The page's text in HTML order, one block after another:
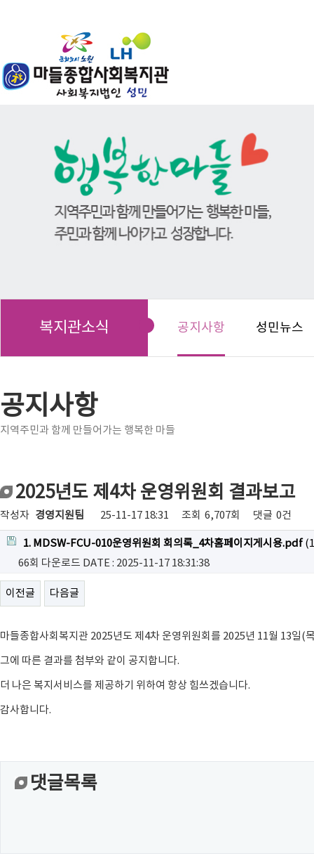
복지관소식 공지사항 성민뉴스
공지사항
지역주민과 함께 만들어가는 행복한 마들
2025년도 제4차 운영위원회 결과보고
작성자 경영지원팀 25-11-17 18:31 조회 6,707회 댓글 0건
1. MDSW-FCU-010운영위원회 회의록_4차홈페이지게시용.pdf
66회 다운로드 DATE : 2025-11-17 18:31:38
이전글 다음글
마들종합사회복지관 2025년도 제4차 운영위원회를 2025년 11월 13일(
그에 따른 결과를 첨부와 같이 공지합니다.
더 나은 복지서비스를 제공하기 위하여 항상 힘쓰겠습니다.
감사합니다.
댓글목록